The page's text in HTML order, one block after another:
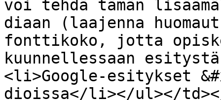
voi tehdä tämän
diaan (laajenna
fonttikoko, jotta
kuunnellessaan
<li>Google-esitykset
dioissa</li></ul></